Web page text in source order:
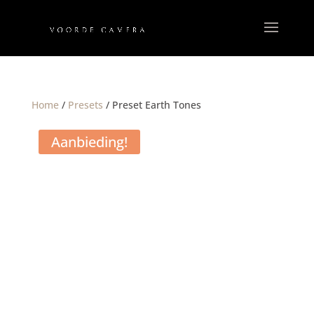
Home/ Presets / Preset Earth Tones
Aanbieding!